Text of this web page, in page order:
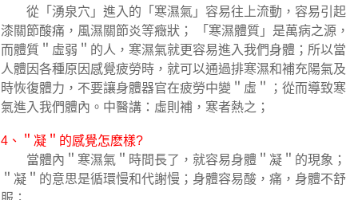
從「湧泉穴」進入的「寒濕氣」容易往上流動，容易引起
漆關節酸痛，風濕關節炎等癥狀； 「寒濕體質」是萬病之源，
而體質＂虛弱＂的人，寒濕氣就更容易進入我們身體；所以當
人體因各種原因感覺疲勞時，就可以通過排寒濕和補充陽氣及
時恢復體力，不要讓身體器官在疲勞中變＂虛＂；從而導致寒
氣進入我們體內。中醫講：虛則補，寒者熱之；
4、＂凝＂的感覺怎麽樣?
當體內＂寒濕氣＂時間長了，就容易身體＂凝＂的現象；
＂凝＂的意思是循環慢和代謝慢；身體容易酸，痛，身體不舒